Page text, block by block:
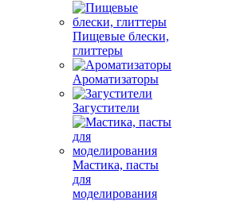
Пищевые блески,
глиттеры
Ароматизаторы
Загустители
Мастика, пасты
для
моделирования